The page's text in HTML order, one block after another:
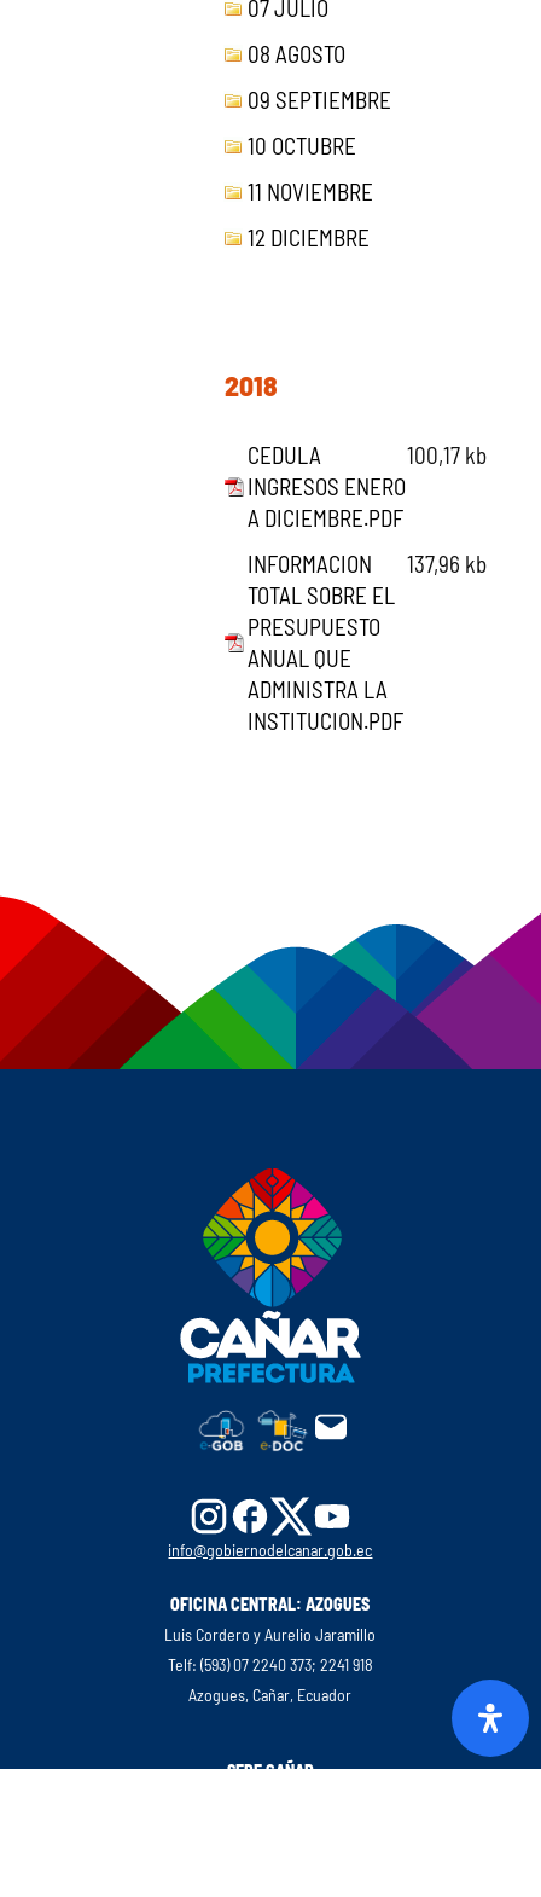
07 JULIO
08 AGOSTO
09 SEPTIEMBRE
10 OCTUBRE
11 NOVIEMBRE
12 DICIEMBRE
2018
CEDULA
INGRESOS ENERO
A DICIEMBRE.PDF
100,17 kb
INFORMACION
TOTAL SOBRE EL
PRESUPUESTO
ANUAL QUE
ADMINISTRA LA
INSTITUCION.PDF
137,96 kb
info@gobiernodelcanar.gob.ec
OFICINA CENTRAL: AZOGUES
Luis Cordero y Aurelio Jaramillo
Telf: (593) 07 2240 373; 2241 918
Azogues, Cañar, Ecuador
SEDE CAÑAR